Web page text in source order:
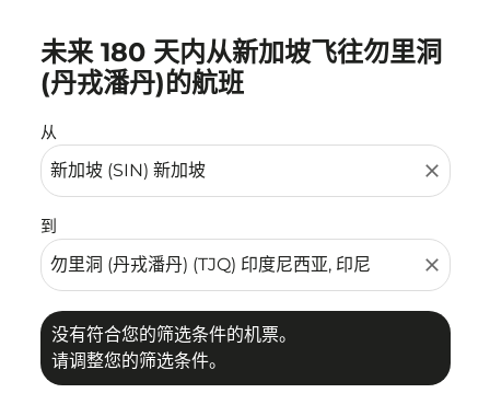
未来 180 天内从新加坡飞往勿里洞
(丹戎潘丹)的航班
从
close
到
close
没有符合您的筛选条件的机票。
请调整您的筛选条件。
没有符合您的筛选条件的机票。请调整您的筛选条件。